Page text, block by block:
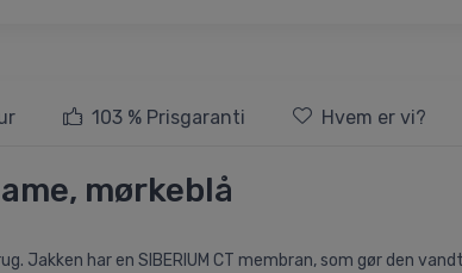
103 % Prisgaranti Hvem er vi?
mørkeblå
Jakken har en SIBERIUM CT membran, som gør den